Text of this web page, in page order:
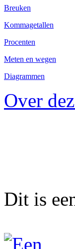
Breuken
Kommagetallen
Procenten
Meten en wegen
Diagrammen
Over
Dit is